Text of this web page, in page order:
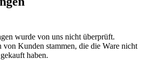
wurde von uns nicht überprüft.
von Kunden stammen, die die Ware nicht
haben.